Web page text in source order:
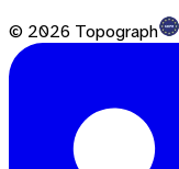
© 2026 Topograph